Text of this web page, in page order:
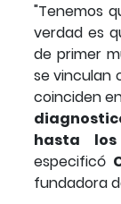
"Tenemos
verdad es
de primer
se vinculan
coinciden
hasta
especificó
fundadora